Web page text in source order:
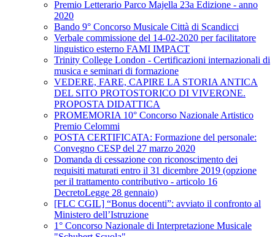
Premio Letterario Parco Majella 23a Edizione - anno
2020
Bando 9° Concorso Musicale Città di Scandicci
Verbale commissione del 14-02-2020 per facilitatore
linguistico esterno FAMI IMPACT
Trinity College London - Certificazioni internazionali di
musica e seminari di formazione
VEDERE, FARE, CAPIRE LA STORIA ANTICA
DEL SITO PROTOSTORICO DI VIVERONE.
PROPOSTA DIDATTICA
PROMEMORIA 10° Concorso Nazionale Artistico
Premio Celommi
POSTA CERTIFICATA: Formazione del personale:
Convegno CESP del 27 marzo 2020
Domanda di cessazione con riconoscimento dei
requisiti maturati entro il 31 dicembre 2019 (opzione
per il trattamento contributivo - articolo 16
DecretoLegge 28 gennaio)
[FLC CGIL] “Bonus docenti”: avviato il confronto al
Ministero dell’Istruzione
1° Concorso Nazionale di Interpretazione Musicale